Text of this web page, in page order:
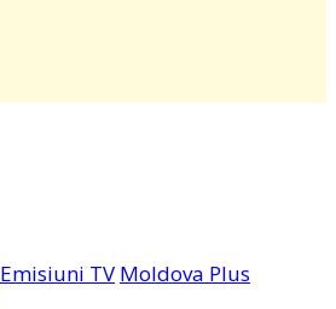
Emisiuni TV Moldova Plus